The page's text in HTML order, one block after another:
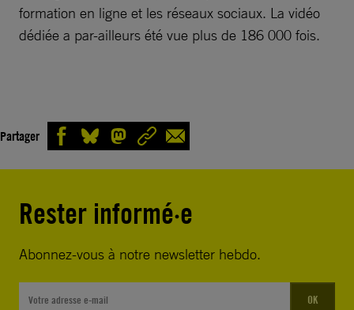
formation en ligne et les réseaux sociaux. La vidéo
dédiée a par-ailleurs été vue plus de 186 000 fois.
Partager
Rester informé·e
Abonnez-vous à notre newsletter hebdo.
OK